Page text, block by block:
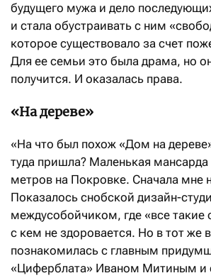
будущего мужа и дело
и стала обустраивать с ним
которое существовало за счет
Для ее семьи это была драма, но
получится. И оказалась права.
«На дереве»
«На что был похож «Дом на
туда пришла? Маленькая мансарда
метров на Покровке. Сначала мне
Показалось снобской дизайн-
междусобойчиком, где «все такие
с кем не здоровается. Но в тот же
познакомилась с главным
«Циферблата» Иваном Митиным и